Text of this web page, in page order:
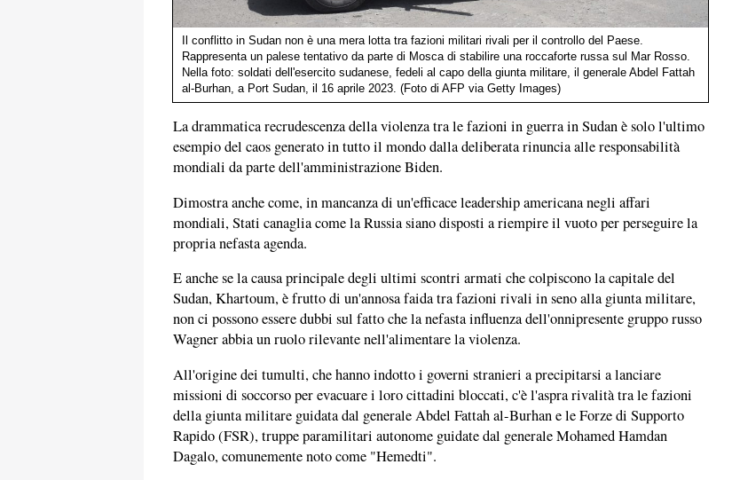
Il conflitto in Sudan non è una mera lotta tra fazioni militari rivali per il controllo del Paese.
Rappresenta un palese tentativo da parte di Mosca di stabilire una roccaforte russa sul Mar Rosso.
Nella foto: soldati dell'esercito sudanese, fedeli al capo della giunta militare, il generale Abdel Fattah
al-Burhan, a Port Sudan, il 16 aprile 2023. (Foto di AFP via Getty Images)
La drammatica recrudescenza della violenza tra le fazioni in guerra in Sudan è solo l'ultimo
esempio del caos generato in tutto il mondo dalla deliberata rinuncia alle responsabilità
mondiali da parte dell'amministrazione Biden.
Dimostra anche come, in mancanza di un'efficace leadership americana negli affari
mondiali, Stati canaglia come la Russia siano disposti a riempire il vuoto per perseguire la
propria nefasta agenda.
E anche se la causa principale degli ultimi scontri armati che colpiscono la capitale del
Sudan, Khartoum, è frutto di un'annosa faida tra fazioni rivali in seno alla giunta militare,
non ci possono essere dubbi sul fatto che la nefasta influenza dell'onnipresente gruppo russo
Wagner abbia un ruolo rilevante nell'alimentare la violenza.
All'origine dei tumulti, che hanno indotto i governi stranieri a precipitarsi a lanciare
missioni di soccorso per evacuare i loro cittadini bloccati, c'è l'aspra rivalità tra le fazioni
della giunta militare guidata dal generale Abdel Fattah al-Burhan e le Forze di Supporto
Rapido (FSR), truppe paramilitari autonome guidate dal generale Mohamed Hamdan
Dagalo, comunemente noto come "Hemedti".